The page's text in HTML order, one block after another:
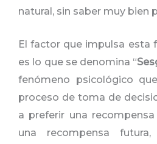
natural, sin saber muy bien
El factor que impulsa esta
es lo que se denomina “
fenómeno psicológico
proceso de toma de
a preferir una
una recompensa